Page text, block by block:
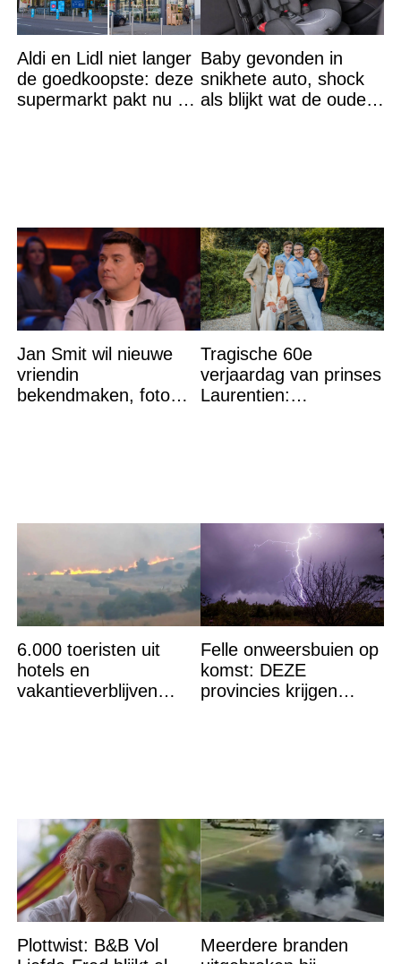
Aldi en Lidl niet langer
de goedkoopste: deze
supermarkt pakt nu de
Baby gevonden in
snikhete auto, shock
als blijkt wat de ouders
Jan Smit wil nieuwe
vriendin
bekendmaken, foto
Tragische 60e
verjaardag van prinses
Laurentien:
6.000 toeristen uit
hotels en
vakantieverblijven
Felle onweersbuien op
komst: DEZE
provincies krijgen
Plottwist: B&B Vol
Meerdere branden